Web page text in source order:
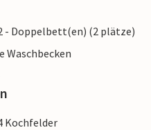
- Doppelbett(en) (2 plätze)
Waschbecken
Kochfelder